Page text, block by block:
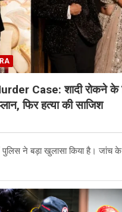
Case: शादी रोकने के
फिर हत्या की साजिश
ने बड़ा खुलासा किया है। जांच के